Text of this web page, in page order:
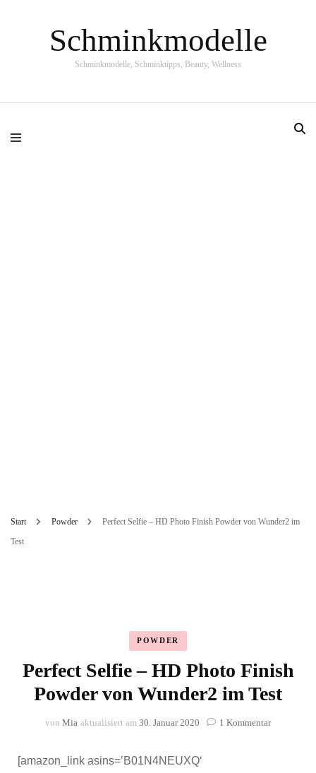
Schminkmodelle
Schminkmodelle, Schminktipps, Beauty, Wellness
Start Powder
Perfect Selfie – HD Photo Finish Powder von Wunder2 im
Test
POWDER
Perfect Selfie – HD Photo Finish
Powder von Wunder2 im Test
von Mia aktualisiert am 30. Januar 2020 1 Kommentarzu
[amazon_link asins=’B01N4NEUXQ‘